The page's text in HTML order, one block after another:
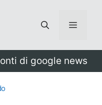
Menu
di google news